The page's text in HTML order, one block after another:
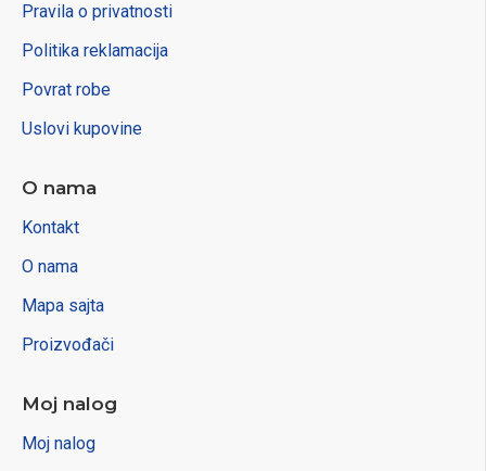
Pravila o privatnosti
Politika reklamacija
Povrat robe
Uslovi kupovine
O nama
Kontakt
O nama
Mapa sajta
Proizvođači
Moj nalog
Moj nalog